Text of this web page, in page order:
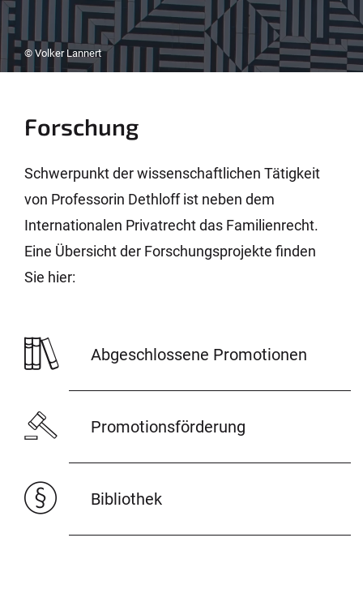
© Volker Lannert
Forschung
Schwerpunkt der wissenschaftlichen Tätigkeit
von Professorin Dethloff ist neben dem
Internationalen Privatrecht das Familienrecht.
Eine Übersicht der Forschungsprojekte finden
Sie hier:
Abgeschlossene Promotionen
Promotionsförderung
Bibliothek